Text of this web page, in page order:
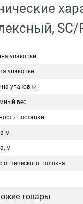
SC/
упаковки
упаковки
упаковки
вес
поставки
м
м
оптического волокна
товары